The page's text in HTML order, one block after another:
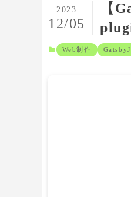
【
2023
12/05
Web制作